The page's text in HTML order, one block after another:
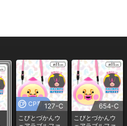
CP専用127-C
こびとづかんウ
654-C
こびとづかんウ